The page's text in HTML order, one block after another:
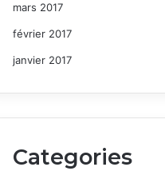
mars 2017
février 2017
janvier 2017
Categories